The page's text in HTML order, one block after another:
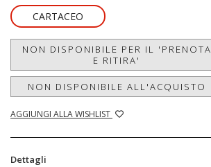
CARTACEO
NON DISPONIBILE PER IL 'PRENOTA
E RITIRA'
NON DISPONIBILE ALL'ACQUISTO
AGGIUNGI ALLA WISHLIST
Dettagli